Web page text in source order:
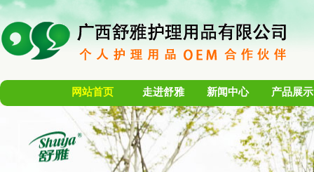
网站首页 走进舒雅 新闻中心 产品展示